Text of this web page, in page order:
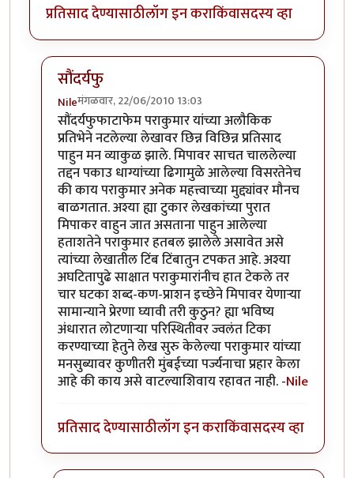
प्रतिसाद देण्यासाठीलॉग इन कराकिंवासदस्य व्हा
सौंदर्यफु
Nileमंगळवार, 22/06/2010 13:03
In reply toवाह!byसहज
सौंदर्यफुफाटाफेम पराकुमार यांच्या अलौकिक
प्रतिभेने नटलेल्या लेखावर छिन्न विछिन्न प्रतिसाद
पाहुन मन व्याकुळ झाले. मिपावर साचत चाललेल्या
तद्दन पकाउ धाग्यांच्या ढिगामुळे आलेल्या विसरतेनेच
की काय पराकुमार अनेक महत्त्वाच्या मुद्द्यांवर मौनच
बाळगतात. अश्या ह्या टुकार लेखकांच्या पुरात
मिपाकर वाहुन जात असताना पाहुन आलेल्या
हताशतेने पराकुमार हतबल झालेले असावेत असे
त्यांच्या लेखातील टिंब टिंबातुन टपकत आहे. अश्या
अघटितापुढे साक्षात पराकुमारांनीच हात टेकले तर
चार घटका शब्द-कण-प्राशन इच्छेने मिपावर येणार्‍या
सामान्याने प्रेरणा घ्यावी तरी कुठुन? ह्या भविष्य
अंधारात लोटणार्‍या परिस्थितीवर ज्वलंत टिका
करण्याच्या हेतुने लेख सुरु केलेल्या पराकुमार यांच्या
मनसुब्यावर कुणीतरी मुंबईच्या पर्ज्यनाचा प्रहार केला
आहे की काय असे वाटल्याशिवाय रहावत नाही. -Nile
प्रतिसाद देण्यासाठीलॉग इन कराकिंवासदस्य व्हा